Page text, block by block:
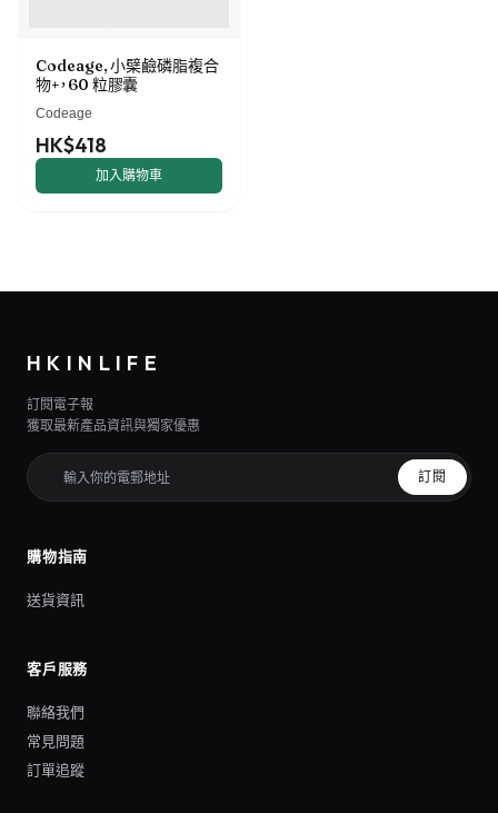
Codeage, 小檗鹼磷脂複合
物+，60 粒膠囊
Codeage
HK$418
加入購物車
HKINLIFE
訂閱電子報
獲取最新產品資訊與獨家優惠
訂閱
購物指南
送貨資訊
客戶服務
聯絡我們
常見問題
訂單追蹤